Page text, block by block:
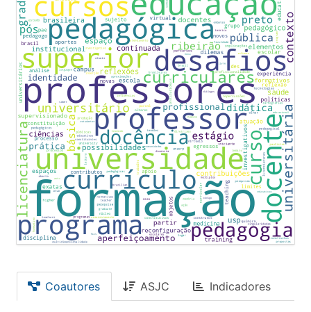
Coautores ASJC Indicadores